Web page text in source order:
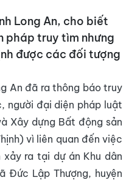
Long An, cho biết
pháp truy tìm nhưng
được các đối tượng
An đã ra thông báo truy
người đại diện pháp luật
Xây dựng Bất động sản
vì liên quan đến việc
ra tại dự án Khu dân
Đức Lập Thượng, huyện